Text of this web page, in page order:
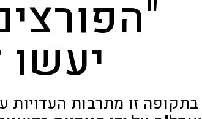
בתקופה זו מתרבות העדויות